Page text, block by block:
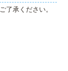
了承ください。